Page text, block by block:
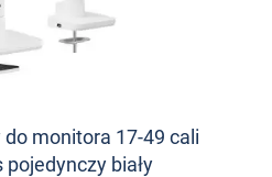
monitora 17-49 cali
pojedynczy biały